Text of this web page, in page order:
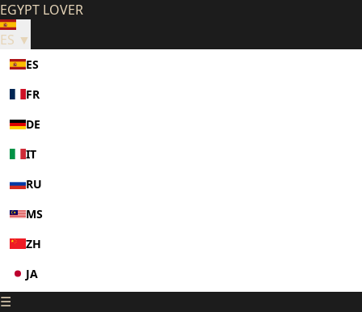
EGYPT LOVER
ES ▼
ES
FR
DE
IT
RU
MS
ZH
JA
☰